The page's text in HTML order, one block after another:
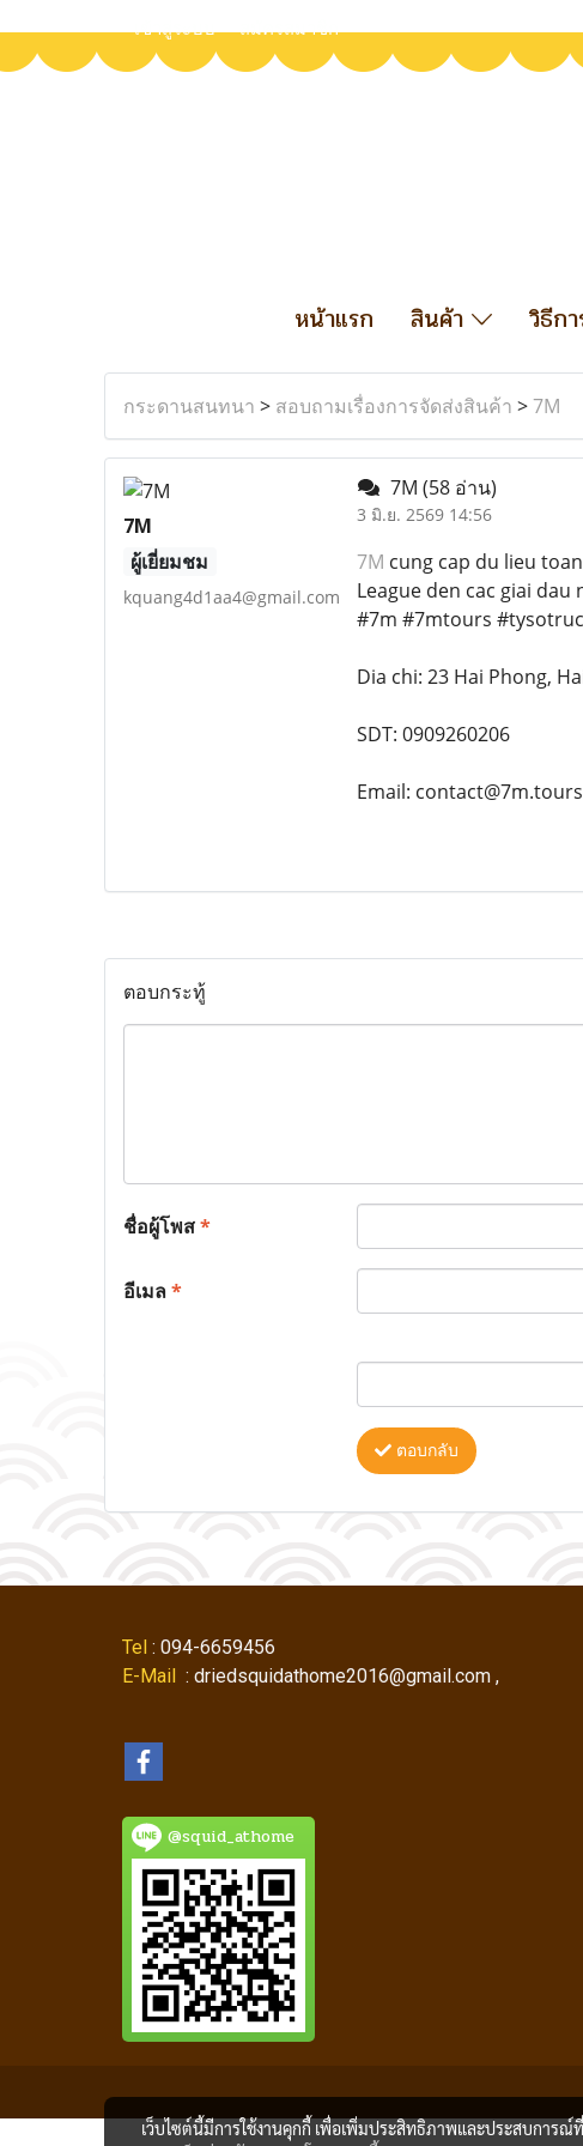
เข้าสู่ระบบ สมัครสมาชิก
หน้าแรก สินค้า วิธีก
กระดานสนทนา > สอบถามเรื่องการจัดส่งสินค้า >7M
7M
ผู้เยี่ยมชม
kquang4d1aa4@gmail.com
7M (58 อ่าน)
3 มิ.ย. 2569 14:56
7M cung cap du lieu
League den cac giai
#7m #7mtours
Dia chi: 23 Hai Phong,
SDT: 0909260206
Email: contact@7m.tours
ตอบกระทู้
ชื่อผู้โพส*
อีเมล*
ตอบกลับ
Tel : 094-6659456
E-Mail : driedsquidathome2016@gmail.com ,
@squid_athome
เว็บไซต์นี้มีการใช้งานคุกกี้ เพื่อเพิ่มประสิทธิภาพและประสบการณ์